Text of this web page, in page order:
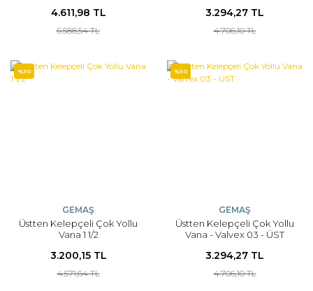
4.611,98 TL
6.588,54 TL
3.294,27 TL
4.706,10 TL
%30
GEMAŞ
Üstten Kelepçeli Çok Yollu
Vana 1 1/2
3.200,15 TL
4.571,64 TL
%30
GEMAŞ
Üstten Kelepçeli Çok Yollu
Vana - Valvex 03 - ÜST
3.294,27 TL
4.706,10 TL